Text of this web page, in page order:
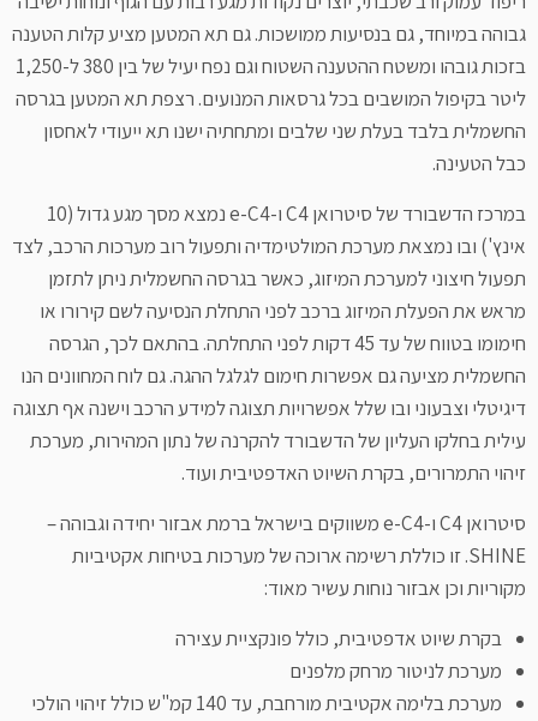
גבוהה במיוחד, גם בנסיעות ממושכות. גם תא המטען מציע קלות הטענה
בזכות גובהו ומשטח ההטענה השטוח וגם נפח יעיל של בין 380 ל-1,250
ליטר בקיפול המושבים בכל גרסאות המנועים. רצפת תא המטען בגרסה
החשמלית בלבד בעלת שני שלבים ומתחתיה ישנו תא ייעודי לאחסון
כבל הטעינה.
במרכז הדשבורד של סיטרואן C4 ו-e-C4 נמצא מסך מגע גדול (10
אינץ') ובו נמצאת מערכת המולטימדיה ותפעול רוב מערכות הרכב, לצד
תפעול חיצוני למערכת המיזוג, כאשר בגרסה החשמלית ניתן לתזמן
מראש את הפעלת המיזוג ברכב לפני התחלת הנסיעה לשם קירורו או
חימומו בטווח של עד 45 דקות לפני התחלתה. בהתאם לכך, הגרסה
החשמלית מציעה גם אפשרות חימום לגלגל ההגה. גם לוח המחוונים הנו
דיגיטלי וצבעוני ובו שלל אפשרויות תצוגה למידע הרכב וישנה אף תצוגה
עילית בחלקו העליון של הדשבורד להקרנה של נתון המהירות, מערכת
זיהוי התמרורים, בקרת השיוט האדפטיבית ועוד.
סיטרואן C4 ו-e-C4 משווקים בישראל ברמת אבזור יחידה וגבוהה –
SHINE. זו כוללת רשימה ארוכה של מערכות בטיחות אקטיביות
מקוריות וכן אבזור נוחות עשיר מאוד:
בקרת שיוט אדפטיבית, כולל פונקציית עצירה
מערכת לניטור מרחק מלפנים
מערכת בלימה אקטיבית מורחבת, עד 140 קמ"ש כולל זיהוי הולכי